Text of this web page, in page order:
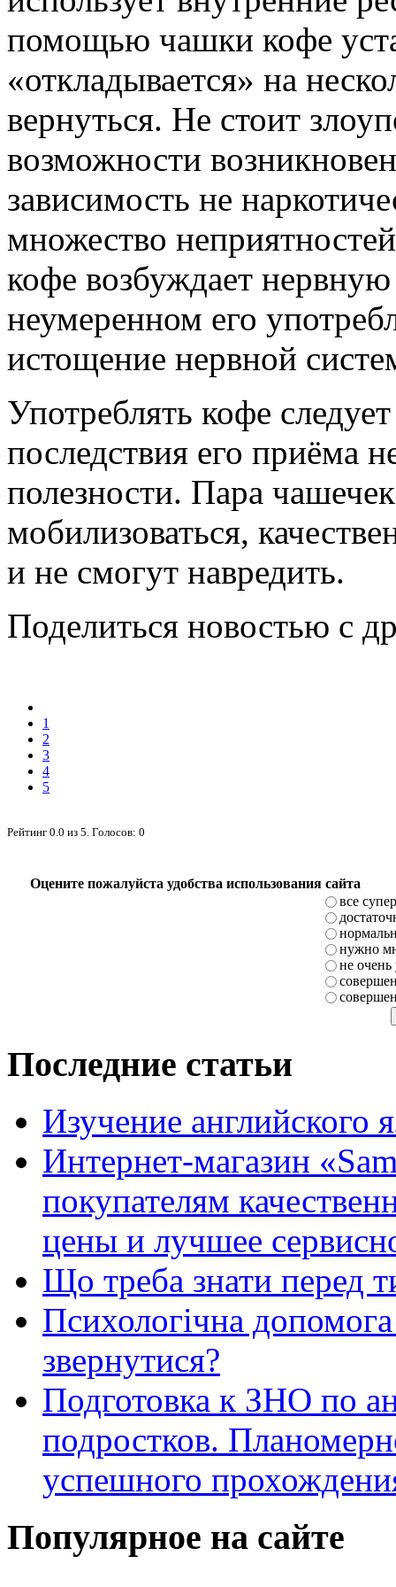
помощью чашки кофе
«откладывается» на
вернуться. Не стоит
возможности
зависимость не
множество
кофе возбуждает
неумеренном его
истощение нервной
Употреблять кофе
последствия его приёма
полезности. Пара
мобилизоваться,
и не смогут навредить.
Поделиться новостью с
1
2
3
4
5
Рейтинг 0.0 из 5 . Голосов: 0
Оцените пожалуйста удобства использования сайта
все супер
нужно
не очень
Последние статьи
Изучение английского
Интернет-магазин
покупателям
цены и лучшее
Що треба знати перед
Психологічна
звернутися?
Подготовка к ЗНО по
подростков.
успешного
Популярное на сайте